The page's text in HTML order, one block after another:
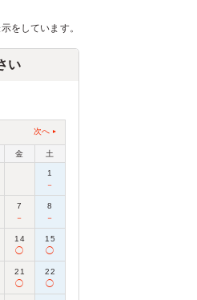
をしています。
い
次へ
金 土
1
－
7
－
8
－
14
◯
15
◯
21
◯
22
◯